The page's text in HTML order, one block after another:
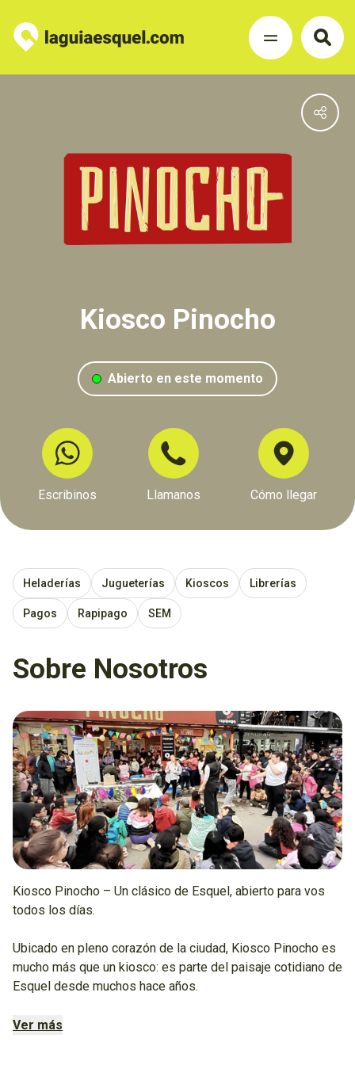
Kiosco Pinocho
Abierto en este momento
Escribinos Llamanos Cómo llegar
Heladerías Jugueterías Kioscos Librerías
Pagos Rapipago SEM
Sobre Nosotros
Kiosco Pinocho – Un clásico de Esquel, abierto para vos
todos los días.
Ubicado en pleno corazón de la ciudad, Kiosco Pinocho es
mucho más que un kiosco: es parte del paisaje cotidiano de
Esquel desde muchos hace años.
Un lugar amplio, luminoso y siempre bien atendido, donde
Ver más